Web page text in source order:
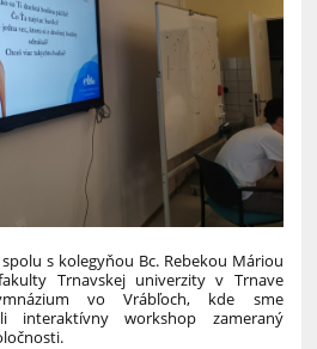
s kolegyňou Bc. Rebekou Máriou
Trnavskej univerzity v Trnave
vo Vrábľoch, kde sme
interaktívny workshop zameraný